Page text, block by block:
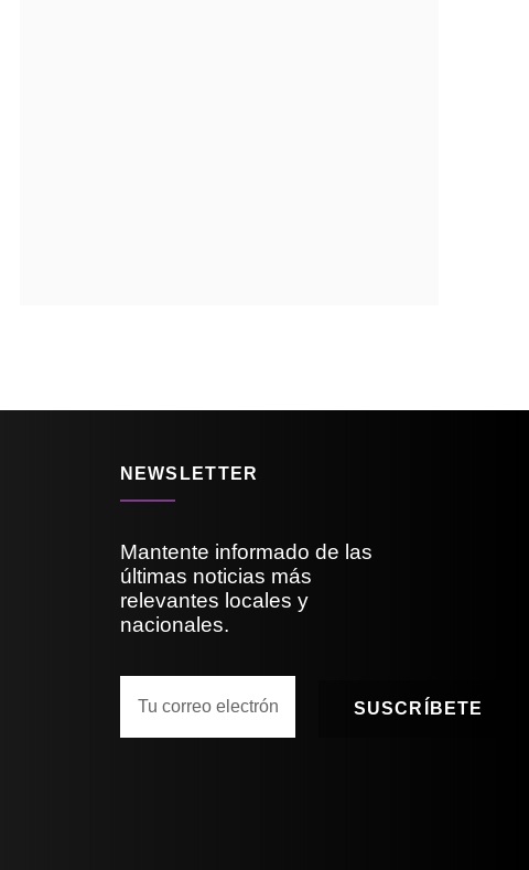
NEWSLETTER
Mantente informado de las
últimas noticias más
relevantes locales y
nacionales.
SUSCRÍBETE